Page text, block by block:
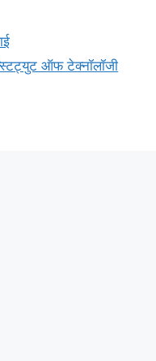
ऑफ टेक्नॉलॉजी